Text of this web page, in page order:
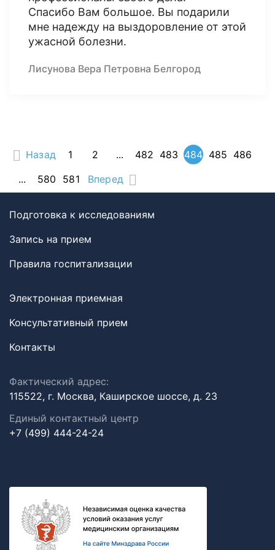
Спасибо Вам большое. Вы подарили
мне надежду на выздоровление от этой
ужасной болезни.
Лисунова Вера Петровна Белгород
Назад 1 2 ... 482 483 484 485 486
...
580 581 Вперед
Подготовка к исследованиям
Запись на прием
Правила госпитализации
Электронная приемная
Консультативный прием
Контакты
Фактический адрес:
115522, г. Москва, Каширское шоссе, д. 23
Единый контактный центр
+7 (499) 444-24-24